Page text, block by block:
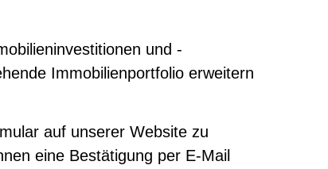
und -
Immobilienportfolio erweitern
auf unserer Website zu
eine Bestätigung per E-Mail